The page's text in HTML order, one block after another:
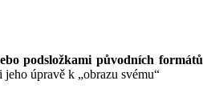
podsložkami původních formátů
úpravě k „obrazu svému“